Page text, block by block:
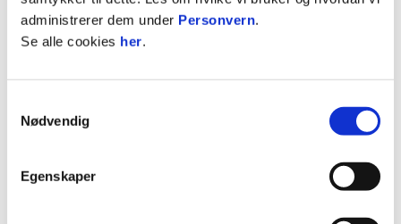
administrerer dem under Personvern.
Se alle cookies her.
Nødvendig
Egenskaper
overfor vår arbeidsgiver. Nå har dette blitt en
personalsak og derfor ønsker vi ikke å
kommentere dette nærmere. Vi ber om forståelse
Vi er en spillergruppe som står sammen - målet
vårt er å gjenreise tilliten til Brann-supporterne,